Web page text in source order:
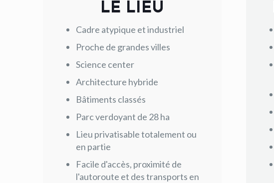
LE LIEU
Cadre atypique et industriel
Proche de grandes villes
Science center
Architecture hybride
Bâtiments classés
Parc verdoyant de 28 ha
Lieu privatisable totalement ou
en partie
Facile d'accès, proximité de
l'autoroute et des transports en